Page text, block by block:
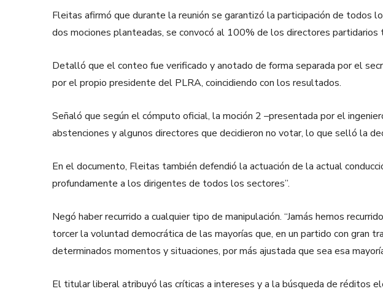
Fleitas afirmó que durante la reunión se garantizó la participación de todos
dos mociones planteadas, se convocó al 100% de los directores partidarios
Detalló que el conteo fue verificado y anotado de forma separada por el
por el propio presidente del PLRA, coincidiendo con los resultados.
Señaló que según el cómputo oficial, la moción 2 –presentada por el
abstenciones y algunos directores que decidieron no votar, lo que selló la
En el documento, Fleitas también defendió la actuación de la actual
profundamente a los dirigentes de todos los sectores”.
Negó haber recurrido a cualquier tipo de manipulación. “Jamás hemos
torcer la voluntad democrática de las mayorías que, en un partido con gran
determinados momentos y situaciones, por más ajustada que sea esa
El titular liberal atribuyó las críticas a intereses y a la búsqueda de réditos